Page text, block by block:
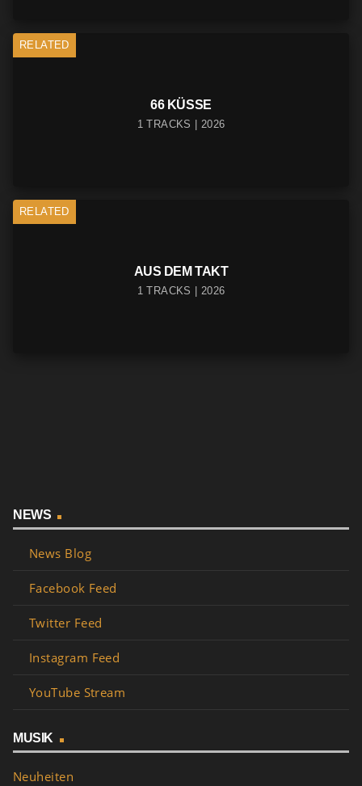
RELATED
66 KÜSSE
1 TRACKS | 2026
RELATED
AUS DEM TAKT
1 TRACKS | 2026
NEWS
News Blog
Facebook Feed
Twitter Feed
Instagram Feed
YouTube Stream
MUSIK
Neuheiten